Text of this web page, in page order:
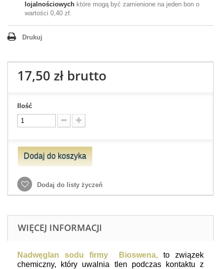
lojalnościowych które mogą być zamienione na jeden bon o
wartości 0,40 zł.
Drukuj
17,50 zł brutto
Ilość
Dodaj do koszyka
Dodaj do listy życzeń
WIĘCEJ INFORMACJI
Nadwęglan sodu firmy Bioswena,
to związek
chemiczny, który uwalnia tlen podczas kontaktu z